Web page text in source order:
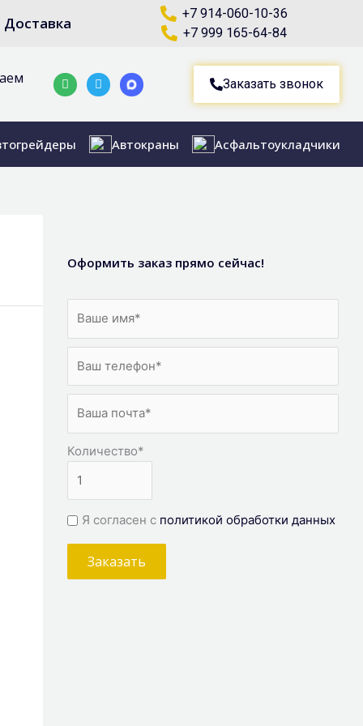
Доставка
+7 914-060-10-36
+7 999 165-64-84
WhatsappTelegram-
plane Заказать звонок
Автокраны Асфальтоукладчики
Оформить заказ прямо сейчас!
Количество*
Я согласен с политикой обработки данных
Заказать